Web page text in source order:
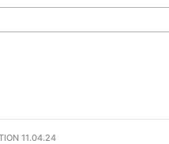
11.04.24